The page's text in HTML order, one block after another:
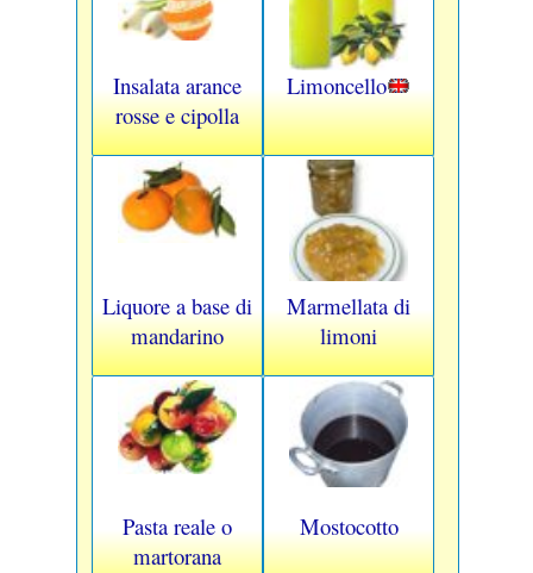
Insalata arance
rosse e cipolla
Limoncello
Liquore a base di
mandarino
Marmellata di
limoni
Pasta reale o
martorana
Mostocotto